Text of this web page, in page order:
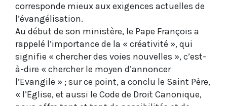
corresponde mieux aux exigences actuelles de
l’évangélisation.
Au début de son ministère, le Pape François a
rappelé l’importance de la « créativité », qui
signifie « chercher des voies nouvelles », c’est-
à-dire « chercher le moyen d’annoncer
l’Evangile » ; sur ce point, a conclu le Saint Père,
« l’Eglise, et aussi le Code de Droit Canonique,